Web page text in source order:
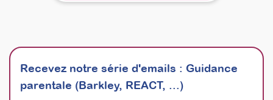
Recevez notre série d'emails : Guidance
parentale (Barkley, REACT, ...)